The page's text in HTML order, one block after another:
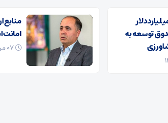
دلار
توسعه به
امانت
۰۷ مرداد ۱۴۰۵